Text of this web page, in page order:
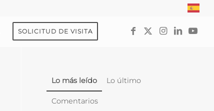
SOLICITUD DE VISITA
Lo más leído Lo último
Comentarios